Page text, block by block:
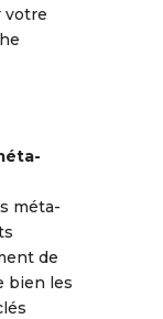
votre
méta-
de
bien les